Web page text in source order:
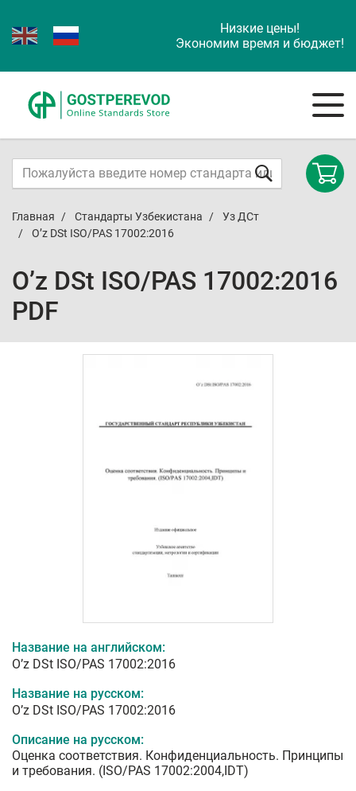
Низкие цены!
Экономим время и бюджет!
Главная Стандарты Узбекистана
Уз ДСт
O’z DSt ISO/PAS 17002:2016
O’z DSt ISO/PAS 17002:2016
PDF
Название на английском:
O’z DSt ISO/PAS 17002:2016
Название на русском:
O’z DSt ISO/PAS 17002:2016
Описание на русском:
Оценка соответствия. Конфиденциальность. Принципы
и требования. (ISO/PAS 17002:2004,IDT)